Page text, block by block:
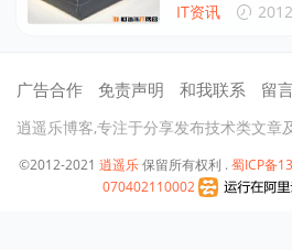
IT资讯
广告合作 免责声明 和我联系 留
逍遥乐博客,专注于分享发布技术类文章
©2012-2021 逍遥乐保留所有权利 . 蜀ICP备
070402110002